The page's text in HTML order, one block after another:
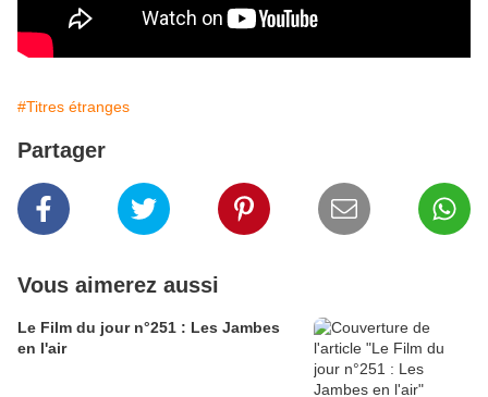
#Titres étranges
Partager
Vous aimerez aussi
Le Film du jour n°251 : Les Jambes
en l'air